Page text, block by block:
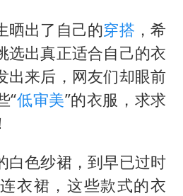
晒出了自己的穿搭 ，希
选出真正适合自己的衣
出来后，网友们却眼前
“低审美”的衣服，求求
白色纱裙，到早已过时
衣裙，这些款式的衣